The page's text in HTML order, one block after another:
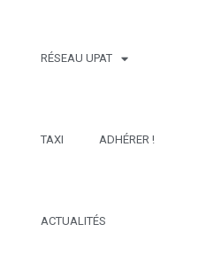
RÉSEAU UPAT
TAXI ADHÉRER !
ACTUALITÉS